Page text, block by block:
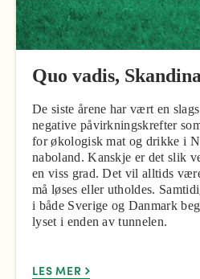
Quo vadis,
De siste årene har vært en
negative påvirkningskrefter
for økologisk mat og drikke i
naboland. Kanskje er det slik
en viss grad. Det vil alltids
må løses eller utholdes.
i både Sverige og Danmark
lyset i enden av tunnelen.
LES MER